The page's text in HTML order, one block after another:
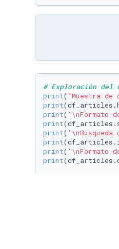
# Exploración
print( "Muestra de
print
print( '\nFormato
print
print(
print
print( '\nFormato
print